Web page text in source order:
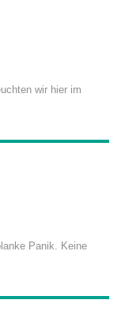
wir hier im
Panik. Keine